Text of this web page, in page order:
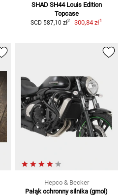
SHAD SH44 Louis Edition
Topcase
SCD 587,10 zł2 300,84 zł1
Hepco & Becker
Pałąk ochronny silnika (gmol)